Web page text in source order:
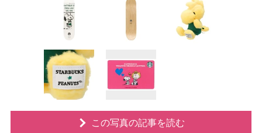
この写真の記事を読む